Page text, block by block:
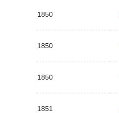
1850
1850
1850
1851